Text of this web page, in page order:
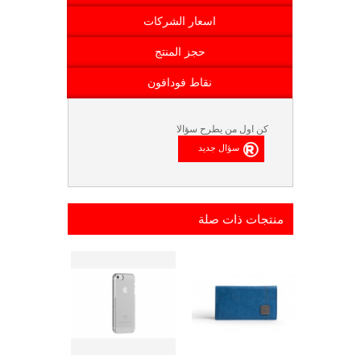
اسعار الشركات
حجز المنتج
نقاط فودافون
كن اول من يطرح سؤالا
منتجات ذات صلة